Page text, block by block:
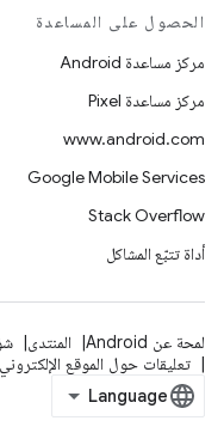
الحصول على المساعدة
مركز مساعدة Android
مركز مساعدة Pixel
www.android.com
Google Mobile Services
Stack Overflow
أداة تتبّع المشاكل
لمحة عن Android المنتدى
تعليقات حول الموقع الإلكتروني